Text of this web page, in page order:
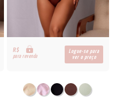
R$
para revenda
Logue-se para
ver o preço